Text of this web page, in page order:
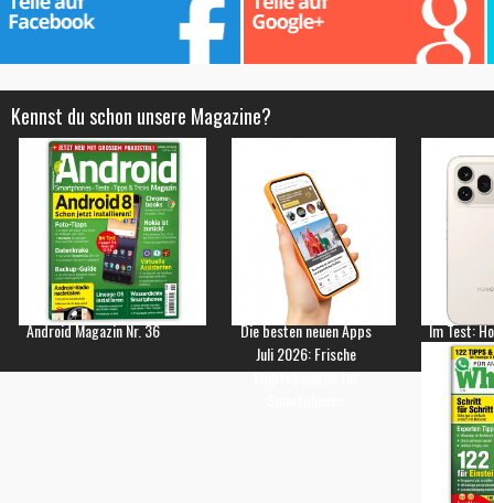
Kennst du schon unsere Magazine?
Android Magazin Nr. 36
Die besten neuen Apps
Juli 2026: Frische
Empfehlungen für
Im Test: